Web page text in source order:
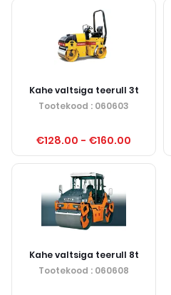
Kahe valtsiga teerull 3t
Tootekood : 060603
€128.00 - €160.00
Kahe valtsiga teerull 8t
Tootekood : 060608